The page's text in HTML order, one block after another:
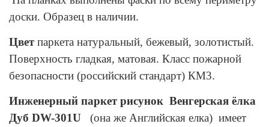
доски. Образец в наличии.
Цвет паркета натуральный, бежевый, золотистый.
Поверхность гладкая, матовая. Класс пожарной
безопасности (российский стандарт) КМ3.
Инженерный паркет рисунок Венгерская ёлка
Дуб DW-301U
(она же Английская елка) имеет